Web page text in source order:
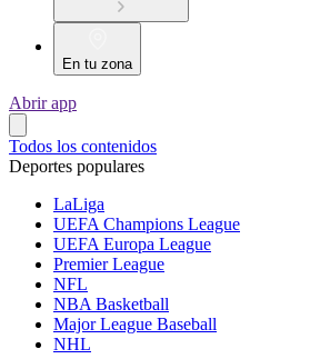
En tu zona
Abrir app
Todos los contenidos
Deportes populares
LaLiga
UEFA Champions League
UEFA Europa League
Premier League
NFL
NBA Basketball
Major League Baseball
NHL